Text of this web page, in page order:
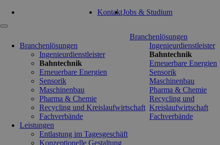
Tel: 0351 47 93 41 92 KontaktJobs & Studium
Navigation
Branchenlösungen
Ingenieurdienstleister
Bahntechnik
Erneuerbare Energien
Sensorik
Maschinenbau
Pharma & Chemie
Recycling und
Kreislaufwirtschaft
Fachverbände
Branchenlösungen
Ingenieurdienstleister
Bahntechnik
Erneuerbare Energien
Sensorik
Maschinenbau
Pharma & Chemie
Recycling und Kreislaufwirtschaft
Fachverbände
Leistungen
Entlastung im Tagesgeschäft
Konzeptionelle Gestaltung